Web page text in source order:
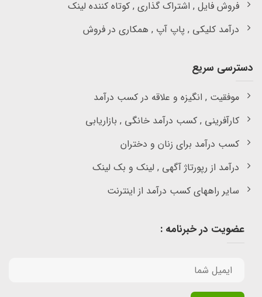
فروش فایل , اشتراک گذاری , کوتاه کننده لینک
درآمد کلیکی , پاپ آپ , همکاری در فروش
دسترسی سریع
موفقیت , انگیزه و علاقه در کسب درآمد
کارآفرینی , کسب درآمد خانگی , بازاریابی
کسب درآمد برای زنان و دختران
درآمد از رپورتاژ آگهی , لینک و بک لینک
سایر راههای کسب درآمد از اینترنت
عضویت در خبرنامه :